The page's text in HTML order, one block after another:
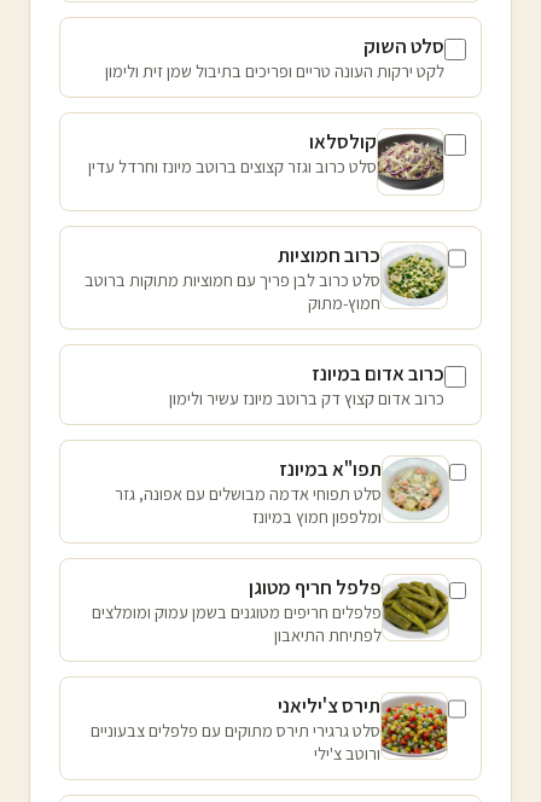
סלט השוק
לקט ירקות העונה טריים ופריכים בתיבול שמן זית ולימון
קולסלאו
סלט כרוב וגזר קצוצים ברוטב מיונז וחרדל עדין
כרוב חמוציות
סלט כרוב לבן פריך עם חמוציות מתוקות ברוטב
חמוץ-מתוק
כרוב אדום במיונז
כרוב אדום קצוץ דק ברוטב מיונז עשיר ולימון
תפו"א במיונז
סלט תפוחי אדמה מבושלים עם אפונה, גזר
ומלפפון חמוץ במיונז
פלפל חריף מטוגן
פלפלים חריפים מטוגנים בשמן עמוק ומומלצים
לפתיחת התיאבון
תירס צ'יליאני
סלט גרגירי תירס מתוקים עם פלפלים צבעוניים
ורוטב צ'ילי